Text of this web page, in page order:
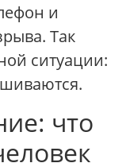
и
Так
ситуации:
что